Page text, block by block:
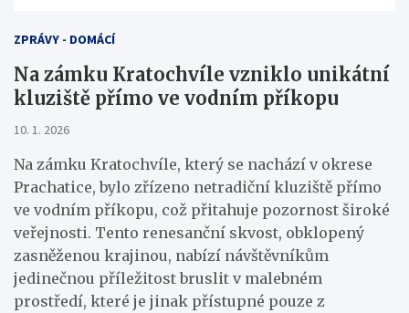
ZPRÁVY - DOMÁCÍ
Na zámku Kratochvíle vzniklo unikátní
kluziště přímo ve vodním příkopu
10. 1. 2026
Na zámku Kratochvíle, který se nachází v okrese
Prachatice, bylo zřízeno netradiční kluziště přímo
ve vodním příkopu, což přitahuje pozornost široké
veřejnosti. Tento renesanční skvost, obklopený
zasněženou krajinou, nabízí návštěvníkům
jedinečnou příležitost bruslit v malebném
prostředí, které je jinak přístupné pouze z